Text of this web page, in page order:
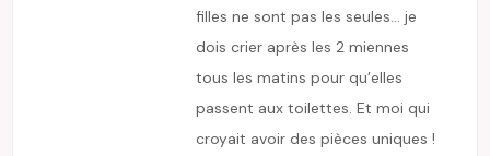
filles ne sont pas les seules… je
dois crier après les 2 miennes
tous les matins pour qu’elles
passent aux toilettes. Et moi qui
croyait avoir des pièces uniques !